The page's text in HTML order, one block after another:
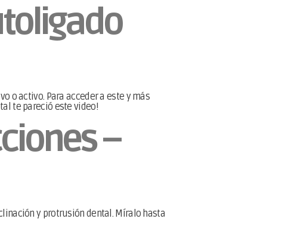
o activo. Para acceder a este y más
te pareció este video!
–
y protrusión dental. Míralo hasta